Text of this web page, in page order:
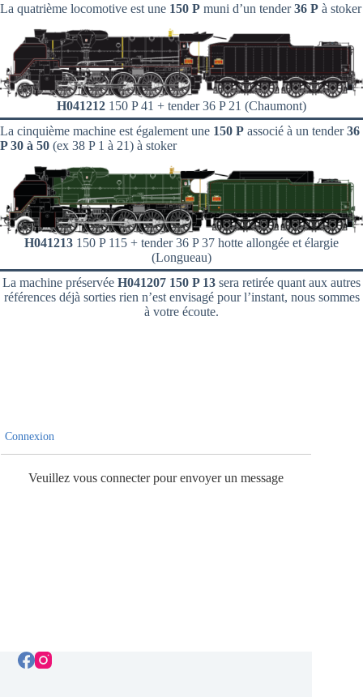
La quatrième locomotive est une 150 P muni d’un tender36 P à stoker
H041212 150 P 41 + tender 36 P 21 (Chaumont)
La cinquième machine est également une 150 P associé à un tender36
P 30 à 50 (ex 38 P 1 à 21) à stoker
H041213 150 P 115 + tender 36 P 37 hotte allongée et élargie
(Longueau)
La machine préservée H041207 150 P 13 sera retirée quant aux autres
références déjà sorties rien n’est envisagé pour l’instant, nous sommes
à votre écoute.
Connexion
Veuillez vous connecter pour envoyer un message